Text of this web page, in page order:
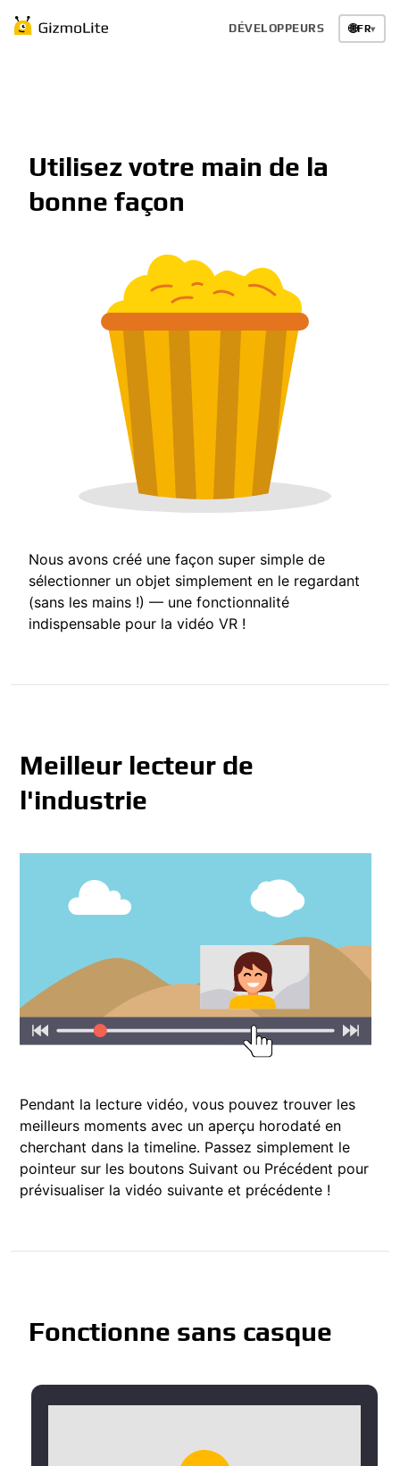
DÉVELOPPEURS 🌐FR▾
Utilisez votre main de la
bonne façon
Nous avons créé une façon super simple de
sélectionner un objet simplement en le regardant
(sans les mains !) — une fonctionnalité
indispensable pour la vidéo VR !
Meilleur lecteur de
l'industrie
Pendant la lecture vidéo, vous pouvez trouver les
meilleurs moments avec un aperçu horodaté en
cherchant dans la timeline. Passez simplement le
pointeur sur les boutons Suivant ou Précédent pour
prévisualiser la vidéo suivante et précédente !
Fonctionne sans casque